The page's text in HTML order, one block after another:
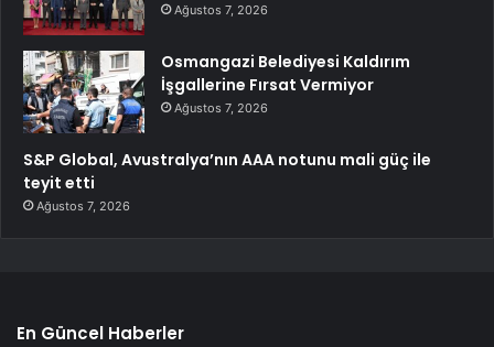
Ağustos 7, 2026
Osmangazi Belediyesi Kaldırım
İşgallerine Fırsat Vermiyor
Ağustos 7, 2026
S&P Global, Avustralya’nın AAA notunu mali güç ile
teyit etti
Ağustos 7, 2026
En Güncel Haberler